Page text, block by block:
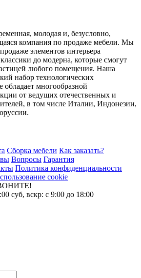
молодая и, безусловно,
компания по продаже мебели. Мы
элементов интерьера
до модерна, которые смогут
любого помещения. Наша
набор технологических
обладает многообразной
от ведущих отечественных и
в том числе Италии, Индонезии,
Сборка мебели Как заказать?
Вопросы Гарантия
Политика конфиденциальности
cookie
суб, вскр: с 9:00 до 18:00